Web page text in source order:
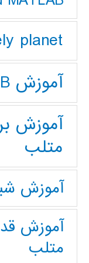
planet
آموزش MATLAB
آموزش
متلب
آموزش
آموزش
متلب